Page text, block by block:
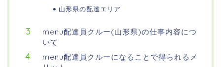
山形県の配達エリア
menu配達員クルー(山形県)の仕事内容につ
いて
menu配達員クルーになることで得られるメ